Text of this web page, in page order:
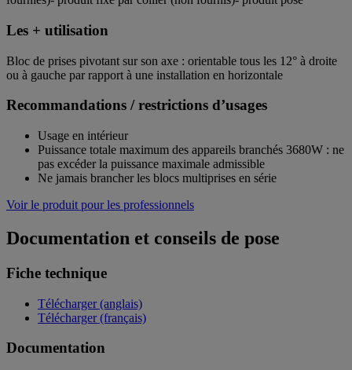
Les + utilisation
Bloc de prises pivotant sur son axe : orientable tous les 12° à droite
ou à gauche par rapport à une installation en horizontale
Recommandations / restrictions d’usages
Usage en intérieur
Puissance totale maximum des appareils branchés 3680W : ne
pas excéder la puissance maximale admissible
Ne jamais brancher les blocs multiprises en série
Voir le produit pour les professionnels
Documentation et conseils de pose
Fiche technique
Télécharger (anglais)
Télécharger (français)
Documentation